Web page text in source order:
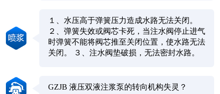
１、水压高于弹簧压力造成水路无法关闭。
２、弹簧失效或阀芯卡死，当注水阀停止进气
时弹簧不能将阀芯推至关闭位置，使水路无法
关闭。 ３、注水阀垫破损，无法密封水路。
GZJB 液压双液注浆泵的转向机构失灵？